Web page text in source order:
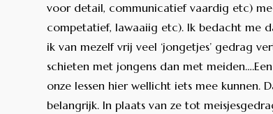
voor detail, communicatief vaardig etc)
competatief, lawaaiig etc). Ik bedacht me
ik van mezelf vrij veel ‘jongetjes’ gedrag
schieten met jongens dan met
onze lessen hier wellicht iets mee kunnen.
belangrijk. In plaats van ze tot